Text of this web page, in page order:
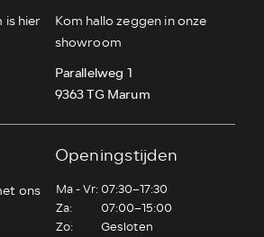
is hier
Kom hallo zeggen in onze
showroom
Parallelweg 1
9363 TG Marum
ons
Openingstijden
Ma - Vr: 07:30–17:30
Za:
07:00–15:00
Zo:
Gesloten